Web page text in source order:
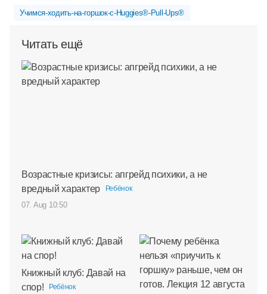
Учимся-ходить-на-горшок-с-Huggies®-Pull-Ups®
Читать ещё
Возрастные кризисы: апгрейд психики, а не
вредный характер
Ребёнок
07. Aug 10:50
Книжный клуб: Давай на
спор!
Ребёнок